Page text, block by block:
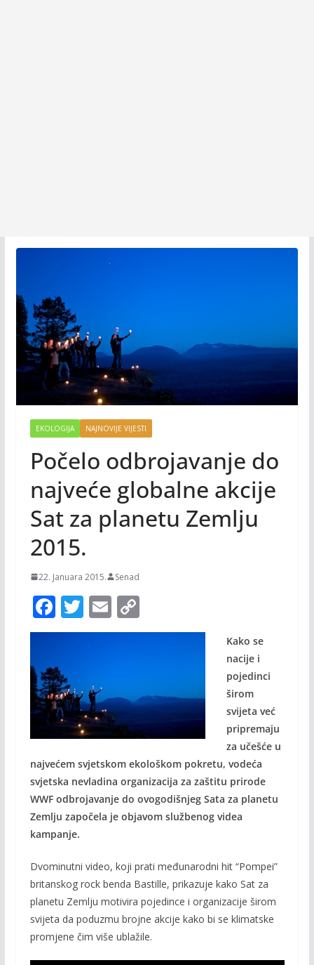
EKOLOGIJA NAJNOVIJE VIJESTI
Počelo odbrojavanje do
najveće globalne akcije
Sat za planetu Zemlju
2015.
22. Januara 2015. Senad
F
ac
b
o
o
k
T
w
E
m
C
o
Li
n
k
Kako se
nacije i
pojedinci
širom
svijeta već
pripremaju
za učešće u
najvećem svjetskom ekološkom pokretu, vodeća
svjetska nevladina organizacija za zaštitu prirode
WWF odbrojavanje do ovogodišnjeg Sata za planetu
Zemlju započela je objavom službenog videa
kampanje.
Dvominutni video, koji prati međunarodni hit “Pompei”
britanskog rock benda Bastille, prikazuje kako Sat za
planetu Zemlju motivira pojedince i organizacije širom
svijeta da poduzmu brojne akcije kako bi se klimatske
promjene čim više ublažile.